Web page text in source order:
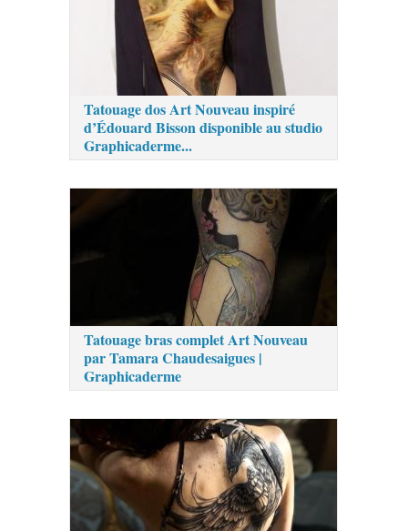
Tatouage dos Art Nouveau inspiré
d’Édouard Bisson disponible au studio
Graphicaderme...
Tatouage bras complet Art Nouveau
par Tamara Chaudesaigues |
Graphicaderme